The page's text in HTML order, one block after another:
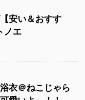
安い＆おすす
ノエ
衣＠ねこじゃら